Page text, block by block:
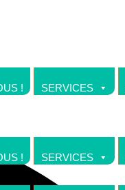
! SERVICES
! SERVICES